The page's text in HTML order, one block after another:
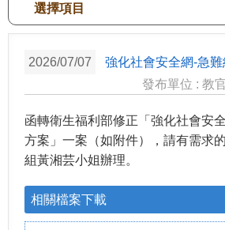
選擇項目
2026/07/07
強化社會安全網-急
發布單位 : 教
函轉衛生福利部修正「強化社會安
方案」一案（如附件），請有需求
組黃湘芸小姐辦理。
相關檔案下載